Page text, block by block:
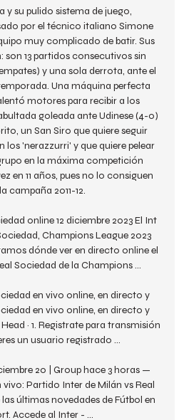
y su pulido sistema de juego,
por el técnico italiano Simone
muy complicado de batir. Sus
son 13 partidos consecutivos sin
y una sola derrota, ante el
Una máquina perfecta
motores para recibir a los
goleada ante Udinese (4-0)
un San Siro que quiere seguir
los 'nerazzurri' y que quiere pelear
en la máxima competición
en 11 años, pues no lo consiguen
campaña 2011-12.
online 12 diciembre 2023 El Int
Champions League 2023
dónde ver en directo online el
Sociedad de la Champions ...
en vivo online, en directo y
en vivo online, en directo y
· 1. Registrate para transmisión
un usuario registrado ...
20 | Group hace 3 horas —
Partido Inter de Milán vs Real
últimas novedades de Fútbol en
Accede al Inter - ...